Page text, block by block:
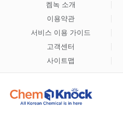
켐녹 소개
이용약관
서비스 이용 가이드
고객센터
사이트맵